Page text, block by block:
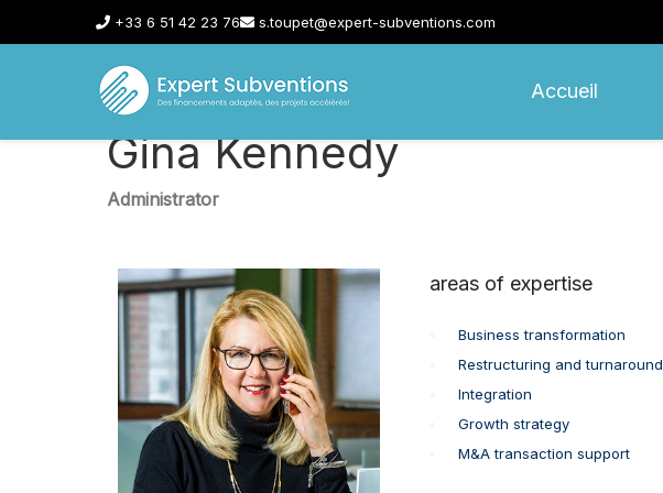
+33 6 51 42 23 76 s.toupet@expert-subventions.com
Accueil
Gina Kennedy
Administrator
areas of expertise
Business transformation
Restructuring and turnaround
Integration
Growth strategy
M&A transaction support